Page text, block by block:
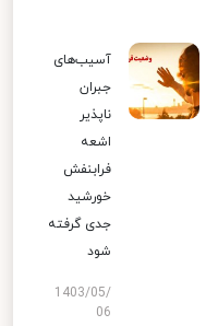
آسیب‌های
جبران
ناپذیر
اشعه
فرابنفش
خورشید
جدی گرفته
شود
1403/05/
06